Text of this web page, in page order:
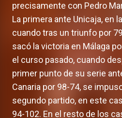
precisamente con Pedro
La primera ante Unicaja, en
cuando tras un triunfo por
sacó la victoria en Málaga
el curso pasado, cuando
primer punto de su serie
Canaria por 98-74, se
segundo partido, en este
94-102. En el resto de los